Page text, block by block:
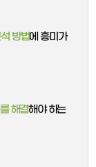
방법에 흥미가
해결해야 하는